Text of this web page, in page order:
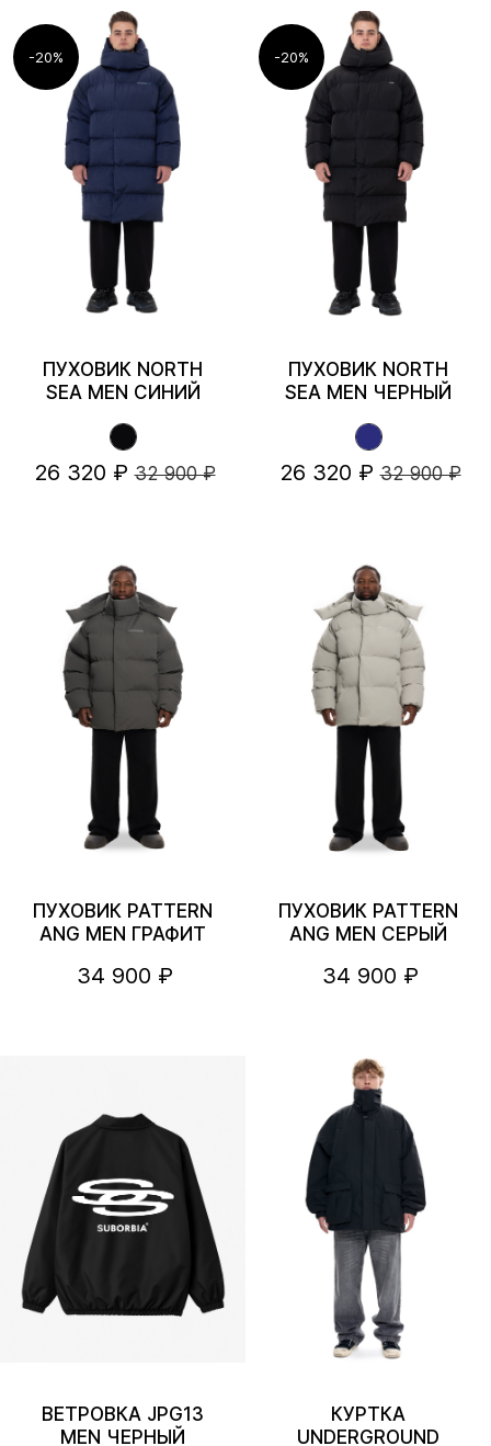
-20%
ПУХОВИК NORTH
SEA MEN СИНИЙ
26 320 ₽ 32 900 ₽
-20%
ПУХОВИК NORTH
SEA MEN ЧЕРНЫЙ
26 320 ₽ 32 900 ₽
ПУХОВИК PATTERN
ANG MEN ГРАФИТ
34 900 ₽
ПУХОВИК PATTERN
ANG MEN СЕРЫЙ
34 900 ₽
ВЕТРОВКА JPG13
MEN ЧЕРНЫЙ
КУРТКА
UNDERGROUND